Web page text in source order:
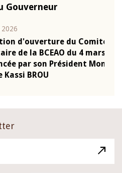
Gouverneur
du Comité de Politique
du 4 mars 2026,
Monsieur Jean-